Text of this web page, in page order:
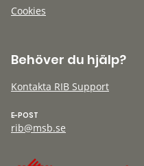
Cookies
Behöver du hjälp?
Kontakta RIB Support
E-POST
rib@msb.se